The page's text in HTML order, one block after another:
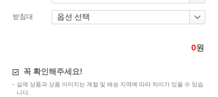
받침대
0원
꼭 확인해주세요!
실제 상품과 상품 이미지는 계절 및 배송 지역에 따라 차이가 있을 수 있습
니다.